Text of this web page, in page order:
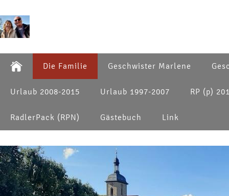
Die Familie Geschwister Marlene
Urlaub 2008-2015 Urlaub 1997-2007 RP (p)
RadlerPack (RPN) Gästebuch Link